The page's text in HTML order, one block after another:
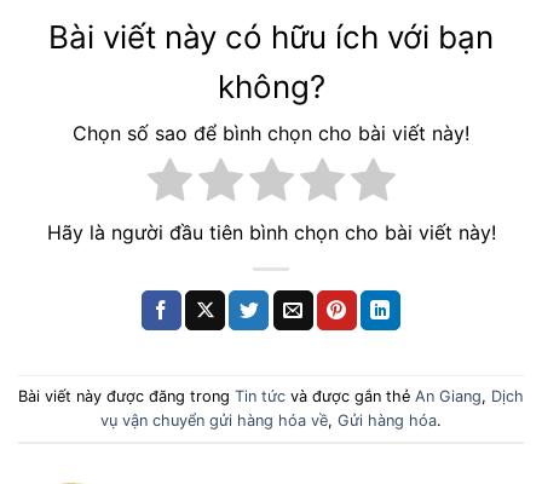
Bài viết này có hữu ích với bạn
không?
Chọn số sao để bình chọn cho bài viết này!
Hãy là người đầu tiên bình chọn cho bài viết này!
Bài viết này được đăng trong Tin tức và được gắn thẻ An Giang, Dịch
vụ vận chuyển gửi hàng hóa về, Gửi hàng hóa.